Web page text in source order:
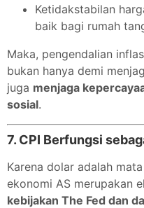
Ketidakstabilan
baik bagi rumah
Maka, pengendalian
bukan hanya demi
juga menjaga
sosial.
7. CPI Berfungsi
Karena dolar adalah
ekonomi AS merupakan
kebijakan The Fed dan